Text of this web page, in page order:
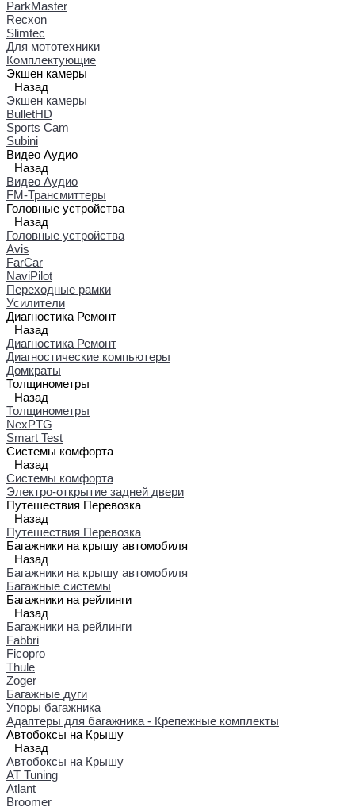
ParkMaster
Recxon
Slimtec
Для мототехники
Комплектующие
Экшен камеры
Назад
Экшен камеры
BulletHD
Sports Cam
Subini
Видео Аудио
Назад
Видео Аудио
FM-Трансмиттеры
Головные устройства
Назад
Головные устройства
Avis
FarCar
NaviPilot
Переходные рамки
Усилители
Диагностика Ремонт
Назад
Диагностика Ремонт
Диагностические компьютеры
Домкраты
Толщинометры
Назад
Толщинометры
NexPTG
Smart Test
Системы комфорта
Назад
Системы комфорта
Электро-открытие задней двери
Путешествия Перевозка
Назад
Путешествия Перевозка
Багажники на крышу автомобиля
Назад
Багажники на крышу автомобиля
Багажные системы
Багажники на рейлинги
Назад
Багажники на рейлинги
Fabbri
Ficopro
Thule
Zoger
Багажные дуги
Упоры багажника
Адаптеры для багажника - Крепежные комплекты
Автобоксы на Крышу
Назад
Автобоксы на Крышу
AT Tuning
Atlant
Broomer